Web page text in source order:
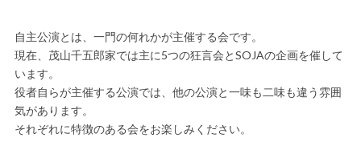
自主公演とは、一門の何れかが主催する会です。
現在、茂山千五郎家では主に5つの狂言会とSOJAの企画を催して
います。
役者自らが主催する公演では、他の公演と一味も二味も違う雰囲
気があります。
それぞれに特徴のある会をお楽しみください。